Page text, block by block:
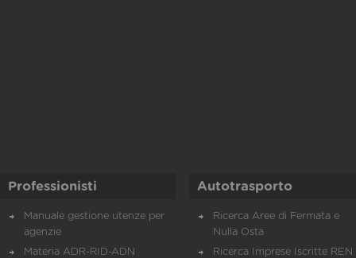
Professionisti
Manuale gestione utenze per
agenzie
Materia ADR-RID-ADN
Autotrasporto
Ricerca Aree di Fermata e
Nulla Osta
Ricerca Imprese Iscritte REN